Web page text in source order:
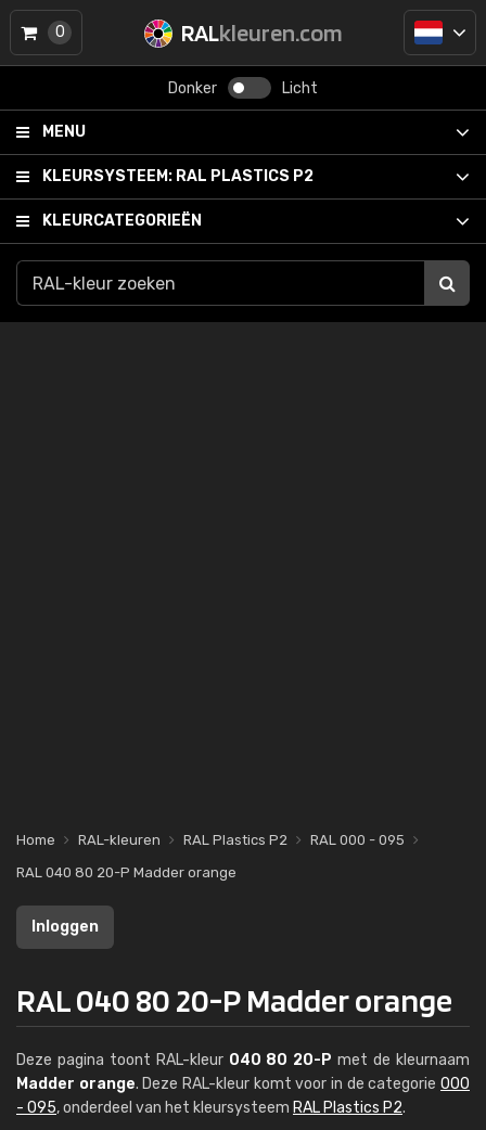
RALkleuren.com
Donker Licht
MENU
KLEURSYSTEEM: RAL PLASTICS P2
KLEURCATEGORIEËN
0
Home RAL-kleuren RAL Plastics P2
RAL 000 - 095
RAL 040 80 20-P Madder orange
Inloggen
RAL 040 80 20-P Madder orange
Deze pagina toont RAL-kleur 040 80 20-P met de kleurnaam
Madder orange. Deze RAL-kleur komt voor in de categorie000
- 095, onderdeel van het kleursysteem RAL Plastics P2.